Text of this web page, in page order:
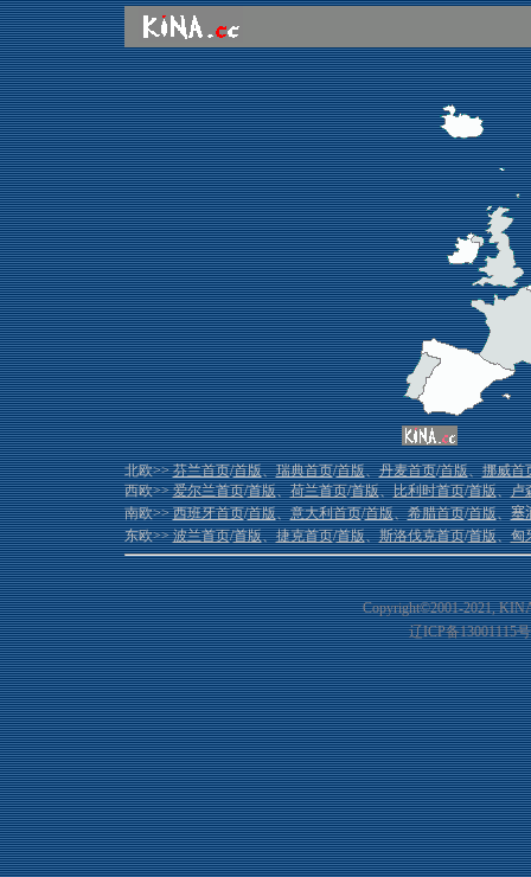
北欧>>芬兰首页/首版、瑞典首页/首版、丹麦首页/首版、挪威首
西欧>>爱尔兰首页/首版、荷兰首页/首版、比利时首页/首版、卢
南欧>>西班牙首页/首版、意大利首页/首版、希腊首页/首版、塞
东欧>>波兰首页/首版、捷克首页/首版、斯洛伐克首页/首版、匈
Copyright©2001-2021,
辽ICP备13001115